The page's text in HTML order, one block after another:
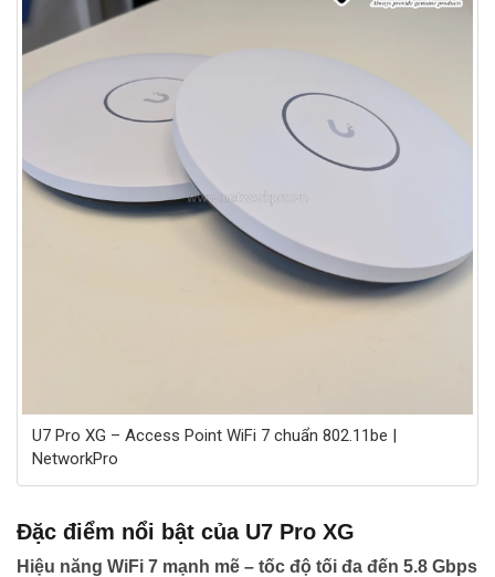
U7 Pro XG – Access Point WiFi 7 chuẩn 802.11be |
NetworkPro
Đặc điểm nổi bật của U7 Pro XG
Hiệu năng WiFi 7 mạnh mẽ – tốc độ tối đa đến 5.8 Gbps